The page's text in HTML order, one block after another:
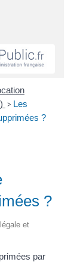
> Les
?
?
et
par